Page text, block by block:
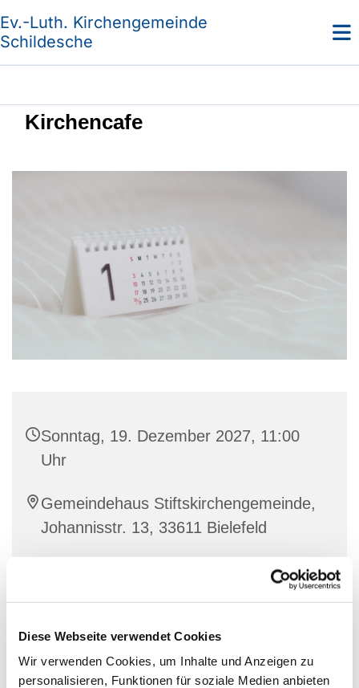
Diese Webseite verwendet Cookies
Wir verwenden Cookies, um Inhalte und Anzeigen zu
personalisieren, Funktionen für soziale Medien anbieten
Ev.-Luth. Kirchengemeinde
Schildesche
Kirchencafe
Sonntag, 19. Dezember 2027, 11:00
Uhr
Gemeindehaus Stiftskirchengemeinde,
Johannisstr. 13, 33611 Bielefeld